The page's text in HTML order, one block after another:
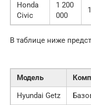
Honda
Civic
1 200
000
В таблице ниже
Модель
Hyundai Getz